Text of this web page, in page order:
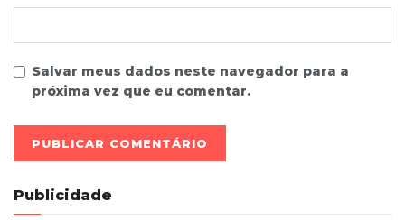
Salvar meus dados neste navegador para a
próxima vez que eu comentar.
Publicidade